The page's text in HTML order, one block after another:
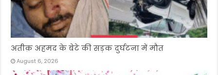
अतीक़ अहमद के बेटे की सड़क दुर्घटना में मौत
August 6, 2026